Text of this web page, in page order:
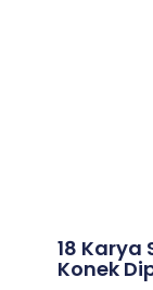
18 Karya
Konek